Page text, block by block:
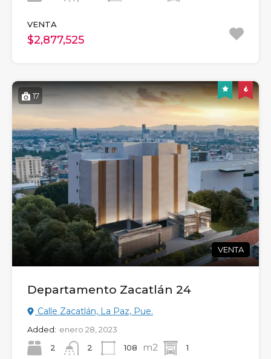
VENTA
$2,877,525
17
VENTA
Departamento Zacatlán 24
Calle Zacatlán, La Paz, Pue.
Added: enero 28, 2023
2
2 108 m2 1